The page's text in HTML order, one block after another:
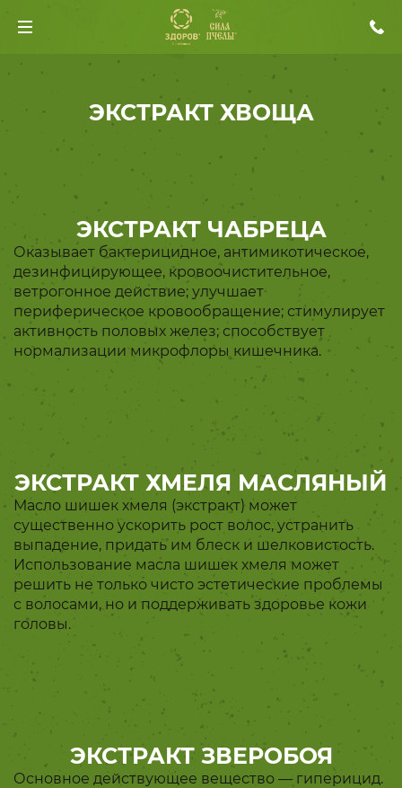
ЭКСТРАКТ ХВОЩА
ЭКСТРАКТ ЧАБРЕЦА
Оказывает бактерицидное, антимикотическое,
дезинфицирующее, кровоочистительное,
ветрогонное действие; улучшает
периферическое кровообращение; стимулирует
активность половых желез; способствует
нормализации микрофлоры кишечника.
ЭКСТРАКТ ХМЕЛЯ МАСЛЯНЫЙ
Масло шишек хмеля (экстракт) может
существенно ускорить рост волос, устранить
выпадение, придать им блеск и шелковистость.
Использование масла шишек хмеля может
решить не только чисто эстетические проблемы
с волосами, но и поддерживать здоровье кожи
головы.
ЭКСТРАКТ ЗВЕРОБОЯ
Основное действующее вещество — гиперицид.